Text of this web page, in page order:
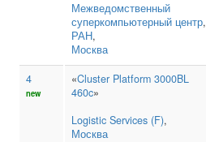
Межведомственный
суперкомпьютерный центр,
РАН,
Москва
4
new
«Cluster Platform 3000BL
460c»
Logistic Services (F),
Москва